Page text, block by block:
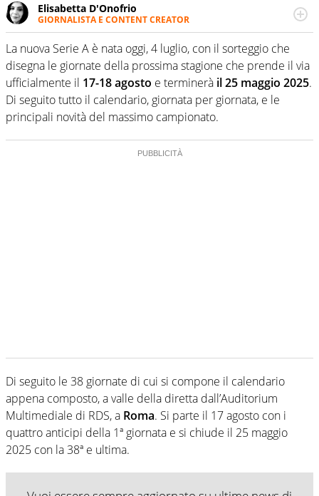
Elisabetta D'Onofrio
GIORNALISTA E CONTENT CREATOR
Giornalista professionista dal 2007, scrive per curiosità
personale e necessità: soprattutto di calcio, di sport e dei
suoi protagonisti, concedendosi innocenti evasioni
nell'ambito della creazione di format. Un tempo ala
destra, oggi si sente a suo agio nel ruolo di libero. Cura
una classifica riservata dei migliori 5 calciatori di sempre.
La nuova Serie A è nata oggi, 4 luglio, con il sorteggio che
disegna le giornate della prossima stagione che prende il via
ufficialmente il 17-18 agosto e terminerà il 25 maggio 2025.
Di seguito tutto il calendario, giornata per giornata, e le
principali novità del massimo campionato.
Di seguito le 38 giornate di cui si compone il calendario
appena composto, a valle della diretta dall’Auditorium
Multimediale di RDS, a Roma. Si parte il 17 agosto con i
quattro anticipi della 1ª giornata e si chiude il 25 maggio
2025 con la 38ª e ultima.